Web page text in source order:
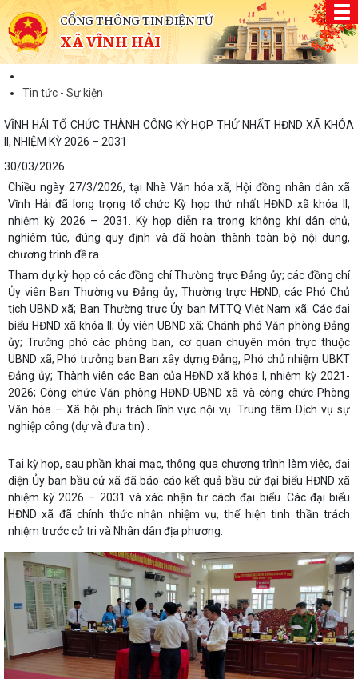
CỔNG THÔNG TIN ĐIỆN TỬ
XÃ VĨNH HẢI
Tin tức - Sự kiện
VĨNH HẢI TỔ CHỨC THÀNH CÔNG KỲ HỌP THỨ NHẤT HĐND XÃ KHÓA
II, NHIỆM KỲ 2026 – 2031
30/03/2026
Chiều ngày 27/3/2026, tại Nhà Văn hóa xã, Hội đồng nhân dân xã
Vĩnh Hải đã long trọng tổ chức Kỳ họp thứ nhất HĐND xã khóa II,
nhiệm kỳ 2026 – 2031. Kỳ họp diễn ra trong không khí dân chủ,
nghiêm túc, đúng quy định và đã hoàn thành toàn bộ nội dung,
chương trình đề ra.
Tham dự kỳ họp có các đồng chí Thường trực Đảng ủy; các đồng chí
Ủy viên Ban Thường vụ Đảng ủy; Thường trực HĐND; các Phó Chủ
tịch UBND xã; Ban Thường trực Ủy ban MTTQ Việt Nam xã. Các đại
biểu HĐND xã khóa II; Ủy viên UBND xã; Chánh phó Văn phòng Đảng
ủy; Trưởng phó các phòng ban, cơ quan chuyên môn trực thuộc
UBND xã; Phó trưởng ban Ban xây dựng Đảng, Phó chủ nhiệm UBKT
Đảng ủy; Thành viên các Ban của HĐND xã khóa I, nhiệm kỳ 2021-
2026; Công chức Văn phòng HĐND-UBND xã và công chức Phòng
Văn hóa – Xã hội phụ trách lĩnh vực nội vụ. Trung tâm Dịch vụ sự
nghiệp công (dự và đưa tin) .
Tại kỳ họp, sau phần khai mạc, thông qua chương trình làm việc, đại
diện Ủy ban bầu cử xã đã báo cáo kết quả bầu cử đại biểu HĐND xã
nhiệm kỳ 2026 – 2031 và xác nhận tư cách đại biểu. Các đại biểu
HĐND xã đã chính thức nhận nhiệm vụ, thể hiện tinh thần trách
nhiệm trước cử tri và Nhân dân địa phương.